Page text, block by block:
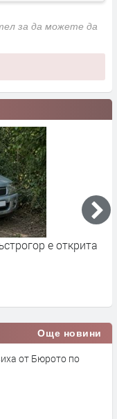
за да можете да
е открита
Още новини
от Бюрото по